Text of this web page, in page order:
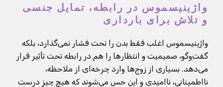
واژینیسموس در رابطه، تمایل جنسی
و تلاش برای بارداری
واژینیسموس اغلب فقط بدن را تحت فشار نمی‌گذارد، بلکه
گفت‌وگو، صمیمیت و انتظارها را هم در رابطه تحت تأثیر قرار
می‌دهد. بسیاری از زوج‌ها وارد چرخه‌ای از ملاحظه،
نااطمینانی، ناامیدی و این حس می‌شوند که هیچ چیز درست